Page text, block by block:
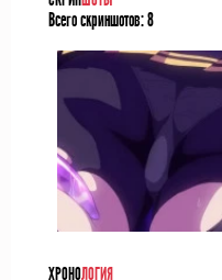
Всего скриншотов:8
ХРОНОЛОГИЯ